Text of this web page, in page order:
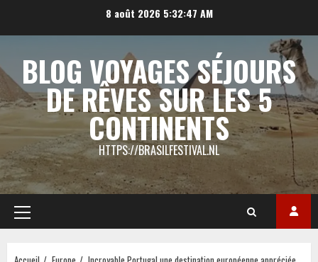
8 août 2026 5:32:48 AM
BLOG VOYAGES SÉJOURS
DE RÊVES SUR LES 5
CONTINENTS
HTTPS://BRASILFESTIVAL.NL
Menu
principal